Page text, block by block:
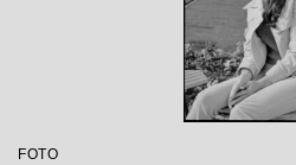
FOTO